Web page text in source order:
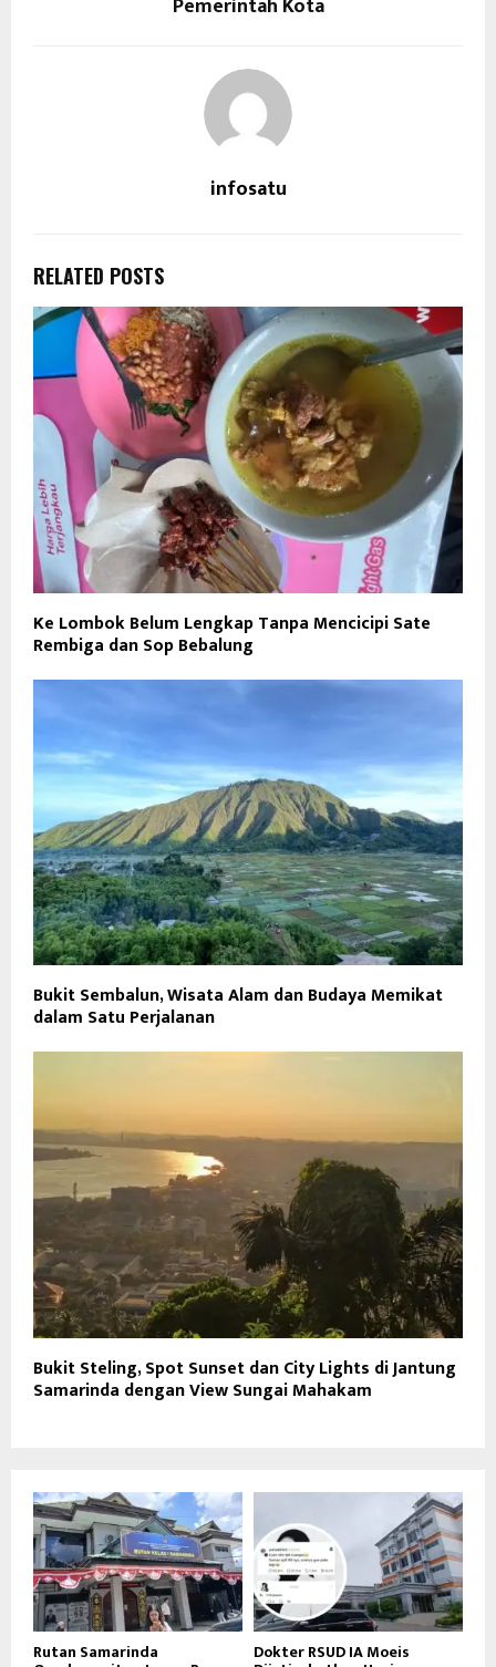
Pemerintah Kota
infosatu
RELATED POSTS
Ke Lombok Belum Lengkap Tanpa Mencicipi Sate
Rembiga dan Sop Bebalung
Bukit Sembalun, Wisata Alam dan Budaya Memikat
dalam Satu Perjalanan
Bukit Steling, Spot Sunset dan City Lights di Jantung
Samarinda dengan View Sungai Mahakam
Rutan Samarinda Dokter RSUD IA Moeis